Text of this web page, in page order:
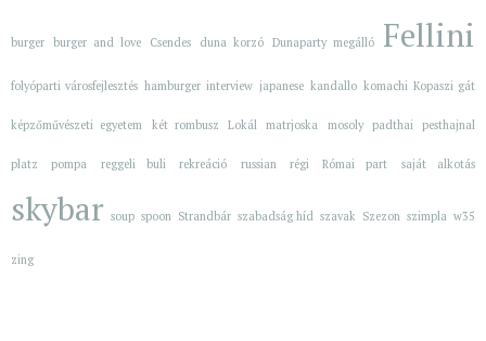
burger burger and love Csendes duna korzó Dunaparty megálló Fellini
folyóparti városfejlesztés hamburger interview japanese kandallo komachi Kopaszi gát
képzőművészeti egyetem két rombusz Lokál matrjoska mosoly padthai pesthajnal
platz pompa reggeli buli rekreáció russian régi Római part saját alkotás
skybar soup spoon Strandbár szabadság híd szavak Szezon szimpla w35
zing